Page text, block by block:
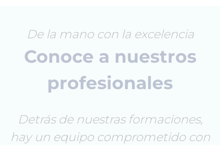
De la mano con la excelencia
Conoce a nuestros
profesionales
Detrás de nuestras formaciones,
hay un equipo comprometido con